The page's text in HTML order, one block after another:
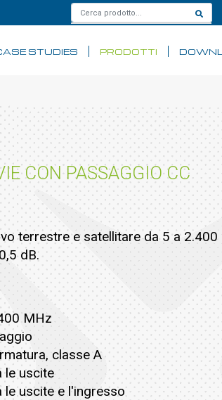
STUDIES PRODOTTI
CON PASSAGGIO CC
terrestre e satellitare da 5 a
dB.
MHz
classe A
le uscite
le uscite e l'ingresso